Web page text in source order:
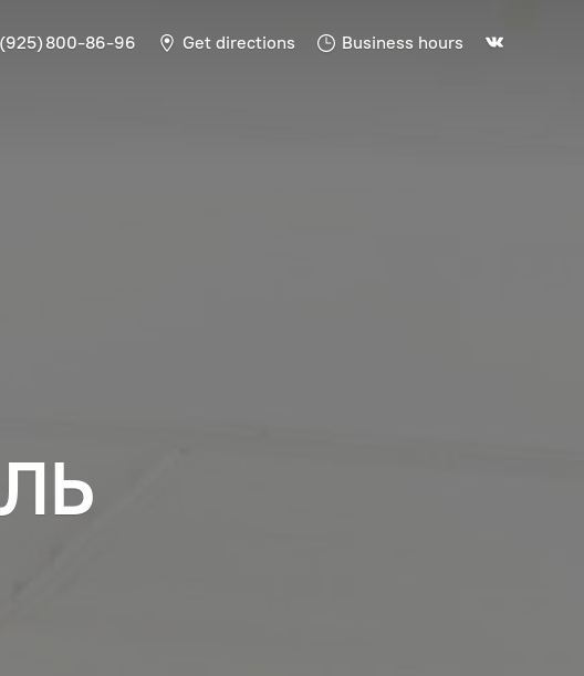
(925) 800-86-96 Get directions Business hours